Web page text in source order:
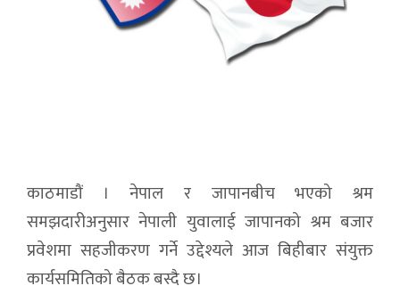
काठमाडौं । नेपाल र जापानबीच भएको श्रम
समझदारीअनुसार नेपाली युवालाई जापानको श्रम बजार
प्रवेशमा सहजीकरण गर्ने उद्देश्यले आज बिहीबार संयुक्त
कार्यसमितिको बैठक बस्दै छ।